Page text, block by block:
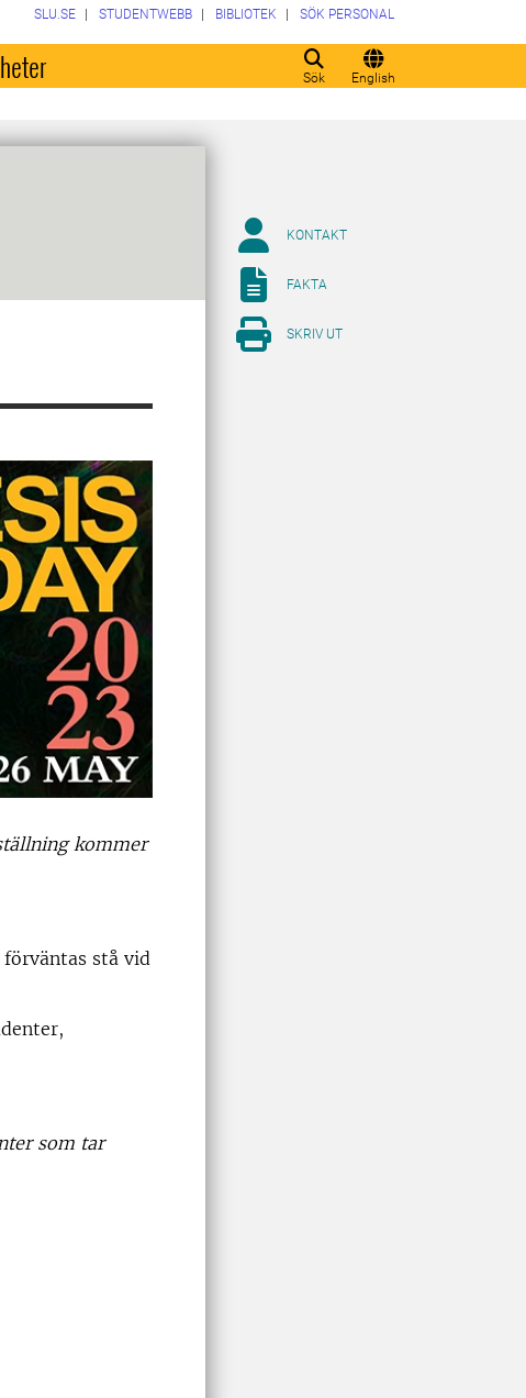
Sök English
SLU.SE STUDENTWEBB BIBLIOTEK SÖK PERSONAL
kommer
förväntas stå vid
som tar
KONTAKT
FAKTA
SKRIV UT